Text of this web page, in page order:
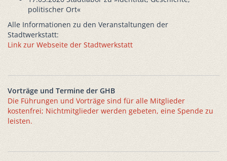
politischer Ort«
Alle Informationen zu den Veranstaltungen der
Stadtwerkstatt:
Link zur Webseite der Stadtwerkstatt
Vorträge und Termine der GHB
Die Führungen und Vorträge sind für alle Mitglieder
kostenfrei; Nichtmitglieder werden gebeten, eine Spende zu
leisten.